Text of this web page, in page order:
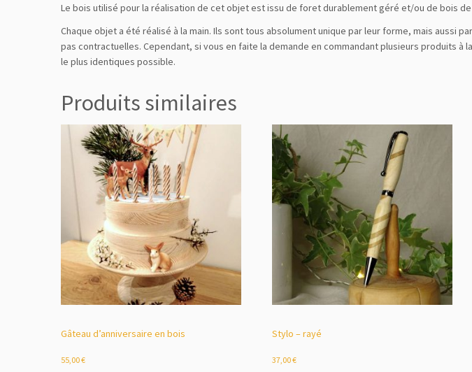
Le bois utilisé pour la réalisation de cet objet est issu de foret durablement géré et/ou de bois
Chaque objet a été réalisé à la main. Ils sont tous absolument unique par leur forme, mais aussi
pas contractuelles. Cependant, si vous en faite la demande en commandant plusieurs produits
le plus identiques possible.
Produits similaires
Gâteau d’anniversaire en bois
55,00€
Stylo – rayé
37,00€